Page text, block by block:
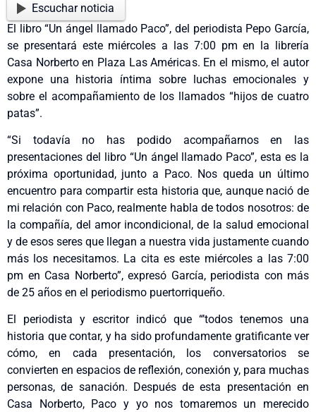
Escuchar noticia
El libro “Un ángel llamado Paco”, del periodista Pepo García,
se presentará este miércoles a las 7:00 pm en la librería
Casa Norberto en Plaza Las Américas. En el mismo, el autor
expone una historia íntima sobre luchas emocionales y
sobre el acompañamiento de los llamados “hijos de cuatro
patas”.
“Si todavía no has podido acompañarnos en las
presentaciones del libro “Un ángel llamado Paco”, esta es la
próxima oportunidad, junto a Paco. Nos queda un último
encuentro para compartir esta historia que, aunque nació de
mi relación con Paco, realmente habla de todos nosotros: de
la compañía, del amor incondicional, de la salud emocional
y de esos seres que llegan a nuestra vida justamente cuando
más los necesitamos. La cita es este miércoles a las 7:00
pm en Casa Norberto”, expresó García, periodista con más
de 25 años en el periodismo puertorriqueño.
El periodista y escritor indicó que “’todos tenemos una
historia que contar, y ha sido profundamente gratificante ver
cómo, en cada presentación, los conversatorios se
convierten en espacios de reflexión, conexión y, para muchas
personas, de sanación. Después de esta presentación en
Casa Norberto, Paco y yo nos tomaremos un merecido